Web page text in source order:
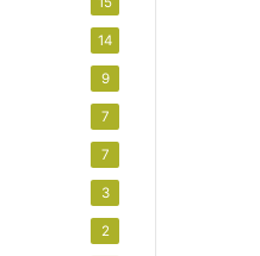
14
9
7
7
3
2